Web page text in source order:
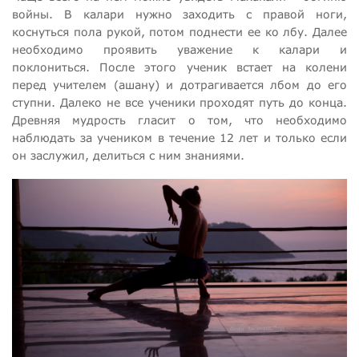
войны. В калари нужно заходить с правой ноги,
коснуться пола рукой, потом поднести ее ко лбу. Далее
необходимо проявить уважение к калари и
поклониться. После этого ученик встает на колени
перед учителем (ашану) и дотрагивается лбом до его
ступни. Далеко не все ученики проходят путь до конца.
Древняя мудрость гласит о том, что необходимо
наблюдать за учеником в течение 12 лет и только если
он заслужил, делиться с ним знаниями.